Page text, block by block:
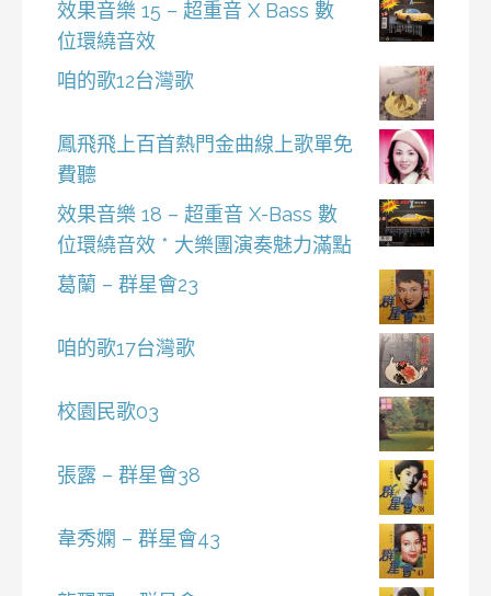
效果音樂 15 – 超重音 X Bass 數
位環繞音效
咱的歌12台灣歌
鳳飛飛上百首熱門金曲線上歌單免
費聽
效果音樂 18 – 超重音 X-Bass 數
位環繞音效 * 大樂團演奏魅力滿點
葛蘭 – 群星會23
咱的歌17台灣歌
校園民歌03
張露 – 群星會38
韋秀嫻 – 群星會43